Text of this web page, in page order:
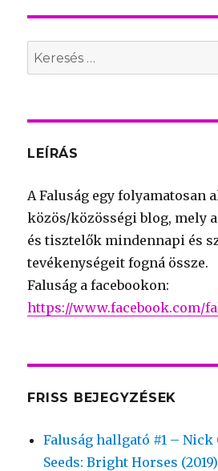
Search
for:
LEÍRÁS
A Faluság egy folyamatosan
közös/közösségi blog, mely
és tisztelők mindennapi és
tevékenységeit fogná össze.
Faluság a facebookon:
https://www.facebook.com/
FRISS BEJEGYZÉSEK
Faluság hallgató #1 – Nick
Seeds: Bright Horses (2019)